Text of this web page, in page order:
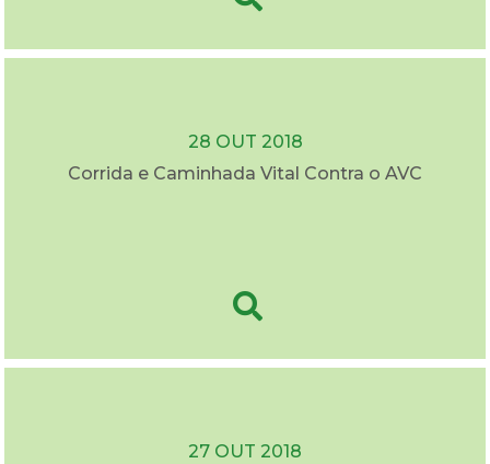
28 OUT 2018
Corrida e Caminhada Vital Contra o AVC
27 OUT 2018